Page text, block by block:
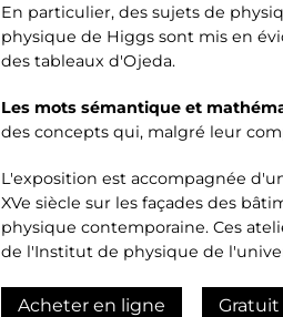
En particulier, des sujets de
physique de Higgs sont mis en
des tableaux d'Ojeda.
Les mots sémantique et
des concepts qui, malgré leur
L'exposition est accompagnée
XVe siècle sur les façades des
physique contemporaine. Ces
de l'Institut de physique de
Acheter en ligne Gratuit